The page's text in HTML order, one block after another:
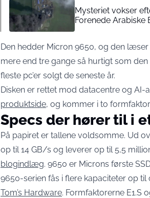
Mysteriet vokser
Forenede Arabiske
Den hedder Micron 9650, og den
mere end tre gange så hurtigt som
fleste pc’er solgt de seneste år.
Disken er rettet mod datacentre og AI-
produktside, og kommer i to
Specs der hører til i
På papiret er tallene voldsomme. Ud
op til 14 GB/s og leverer op til 5,5
blogindlæg. 9650 er Microns første
9650-serien fås i flere kapaciteter op
Tom’s Hardware. Formfaktorerne E1.S